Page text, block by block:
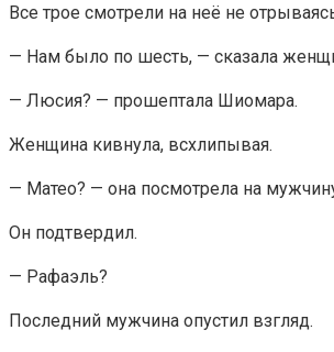
Все трое смотрели на неё не
— Нам было по шесть, — сказала
— Люсия? — прошептала Шиомара.
Женщина кивнула, всхлипывая.
— Матео? — она посмотрела на
Он подтвердил.
— Рафаэль?
Последний мужчина опустил взгляд.